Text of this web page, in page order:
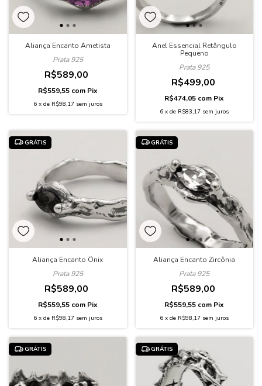
Aliança Encanto Ametista
Prata 925
R$589,00
R$559,55 com Pix
6 x de R$98,17 sem juros
Anel Essencial Retângulo
Pequeno
Prata 925
R$499,00
R$474,05 com Pix
6 xde R$83,17 sem juros
GRÁTIS
Aliança Encanto Ônix
Prata 925
R$589,00
R$559,55 com Pix
6 x de R$98,17 sem juros
GRÁTIS
Aliança Encanto Zircônia
Prata 925
R$589,00
R$559,55 com Pix
6 xde R$98,17 sem juros
GRÁTIS GRÁTIS